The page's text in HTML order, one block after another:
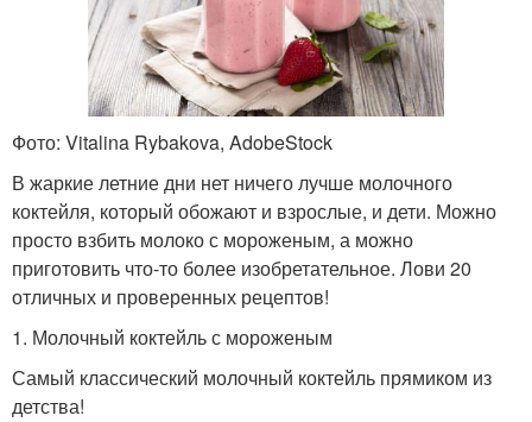
Фото: Vitalina Rybakova, AdobeStock
В жаркие летние дни нет ничего лучше молочного
коктейля, который обожают и взрослые, и дети. Можно
просто взбить молоко с мороженым, а можно
приготовить что-то более изобретательное. Лови 20
отличных и проверенных рецептов!
1. Молочный коктейль с мороженым
Самый классический молочный коктейль прямиком из
детства!